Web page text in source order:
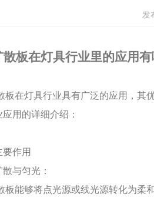
发
散板在灯具行业里的应用
板在灯具行业具有广泛的应用，其
用的详细介绍：
要作用
与匀光：
板能够将点光源或线光源转化为柔